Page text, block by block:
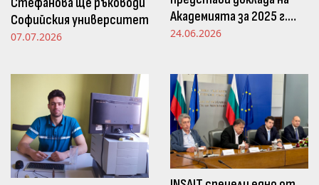
Софийския университет
07.07.2026
Академията за 2025 г.
пред Просветната
24.06.2026